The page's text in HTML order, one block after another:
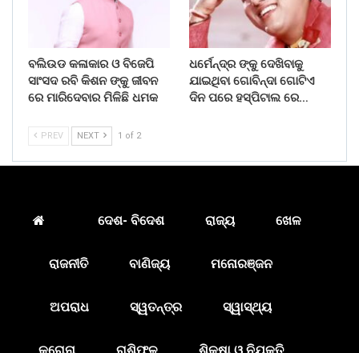
ବଲିଉଡ କଳାକାର ଓ ବିଜେପି
ସାଂସଦ ରବି କିଶନ ଙ୍କୁ ଜୀବନ
ରେ ମାରିଦେବାର ମିଳିଛି ଧମକ
ଧର୍ମେନ୍ଦ୍ର ଙ୍କୁ ଦେଖିବାକୁ
ଯାଇଥିବା ଗୋବିନ୍ଦା ଗୋଟିଏ
ଦିନ ପରେ ହସ୍ପିଟାଲ ରେ…
PREV NEXT 1 of 2
ଦେଶ- ବିଦେଶ ରାଜ୍ୟ ଖେଳ
ରାଜନୀତି ବାଣିଜ୍ୟ ମନୋରଞ୍ଜନ
ଅପରାଧ ସ୍ୱତନ୍ତ୍ର ସ୍ୱାସ୍ଥ୍ୟ